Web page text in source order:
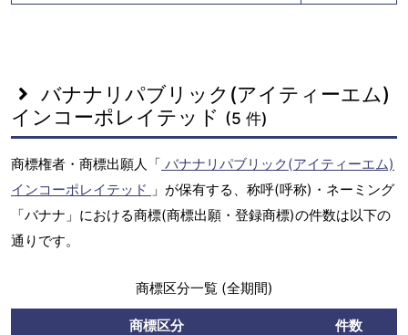
バナナリパブリック(アイティーエム)
インコーポレイテッド (5 件)
商標権者・商標出願人「 バナナリパブリック(アイティーエム)
インコーポレイテッド 」が保有する、称呼(呼称)・ネーミング
「バナナ」における商標(商標出願・登録商標)の件数は以下の
通りです。
商標区分一覧 (全期間)
商標区分
件数